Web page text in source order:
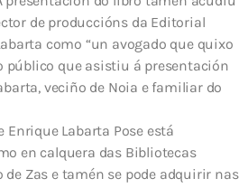
de produccións da Editorial
como “un avogado que quixo
público que asistiu á presentación
veciño de Noia e familiar do
Enrique Labarta Pose está
en calquera das Bibliotecas
Zas e tamén se pode adquirir nas